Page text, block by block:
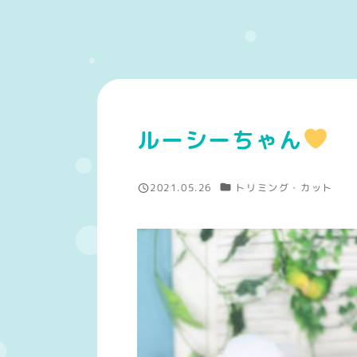
ルーシーちゃん
投稿日
2021.05.26 カテゴリー
トリミング・カット